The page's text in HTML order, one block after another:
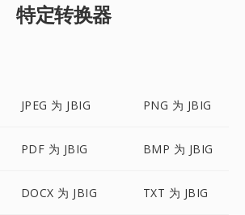
特定转换器
JPEG 为 JBIG PNG 为 JBIG
PDF 为 JBIG BMP 为 JBIG
DOCX 为 JBIG TXT 为 JBIG